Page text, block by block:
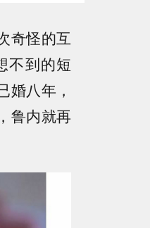
奇怪的互
不到的短
八年，
鲁内就再